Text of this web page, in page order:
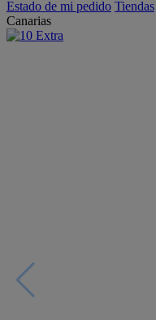
Estado de mi pedido Tiendas
Canarias